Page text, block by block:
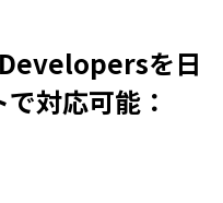
を日
対応可能：